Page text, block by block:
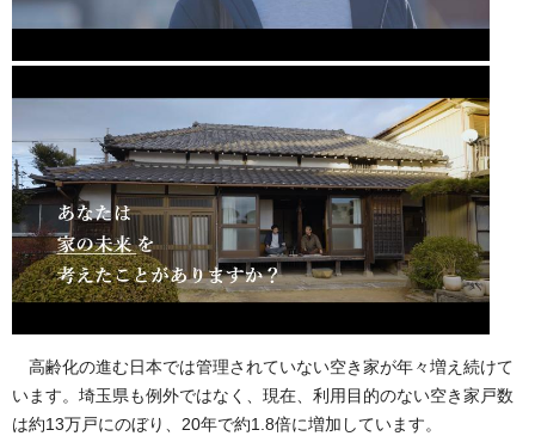
高齢化の進む日本では管理されていない空き家が年々増え続けて
います。埼玉県も例外ではなく、現在、利用目的のない空き家戸数
は約13万戸にのぼり、20年で約1.8倍に増加しています。